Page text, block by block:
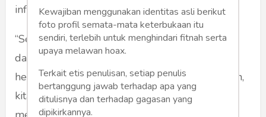
infrastruktur.
“Sekarang 50 helikopter sedang bergerak di
daerah musibah. Minggu ini saja datang 5
helikopter baru, dan mulai Januari tahun depan,
kita akan datangkan 200 helikopter lagi untuk
Kewajiban menggunakan identitas asli berikut
foto profil semata-mata keterbukaan itu
sendiri, terlebih untuk menghindari fitnah serta
upaya melawan hoax.
Terkait etis penulisan, setiap penulis
bertanggung jawab terhadap apa yang
ditulisnya dan terhadap gagasan yang
dipikirkannya.